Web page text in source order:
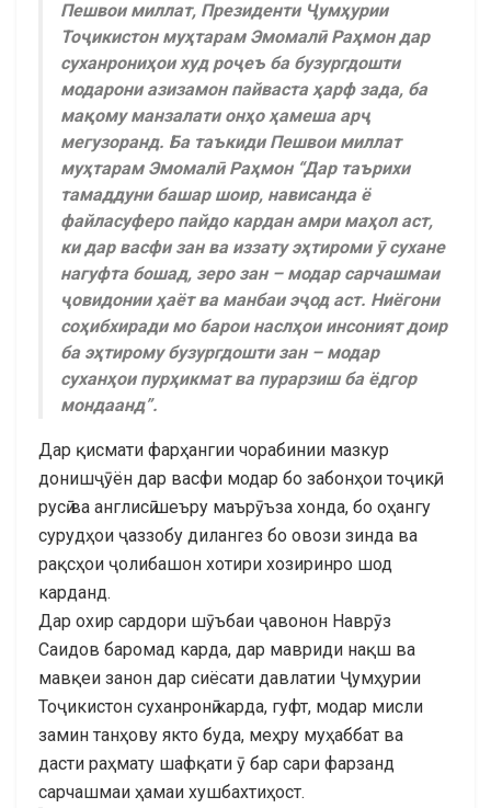
Пешвои миллат, Президенти Ҷумҳурии
Тоҷикистон муҳтарам Эмомалӣ Раҳмон дар
суханрониҳои худ роҷеъ ба бузургдошти
модарони азизамон пайваста ҳарф зада, ба
мақому манзалати онҳо ҳамеша арҷ
мегузоранд. Ба таъкиди Пешвои миллат
муҳтарам Эмомалӣ Раҳмон “Дар таърихи
тамаддуни башар шоир, нависанда ё
файласуферо пайдо кардан амри маҳол аст,
ки дар васфи зан ва иззату эҳтироми ӯ сухане
нагуфта бошад, зеро зан – модар сарчашмаи
ҷовидонии ҳаёт ва манбаи эҷод аст. Ниёгони
соҳибхиради мо барои наслҳои инсоният доир
ба эҳтирому бузургдошти зан – модар
суханҳои пурҳикмат ва пурарзиш ба ёдгор
мондаанд”.
Дар қисмати фарҳангии чорабинии мазкур
донишҷӯён дар васфи модар бо забонҳои тоҷикӣ,
русӣ ва англисӣ шеъру маърӯъза хонда, бо оҳангу
сурудҳои ҷаззобу дилангез бо овози зинда ва
рақсҳои ҷолибашон хотири хозиринро шод
карданд.
Дар охир сардори шӯъбаи ҷавонон Наврӯз
Саидов баромад карда, дар мавриди нақш ва
мавқеи занон дар сиёсати давлатии Ҷумҳурии
Тоҷикистон суханронӣ карда, гуфт, модар мисли
замин танҳову якто буда, меҳру муҳаббат ва
дасти раҳмату шафқати ӯ бар сари фарзанд
сарчашмаи ҳамаи хушбахтиҳост.